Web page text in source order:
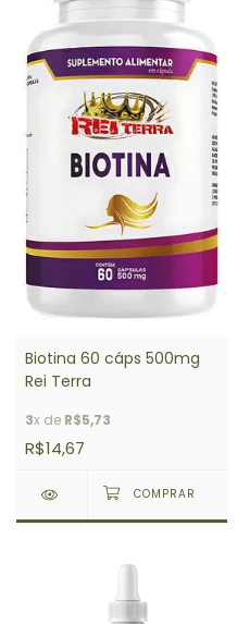
Biotina 60 cáps 500mg
Rei Terra
3x de R$5,73
R$14,67